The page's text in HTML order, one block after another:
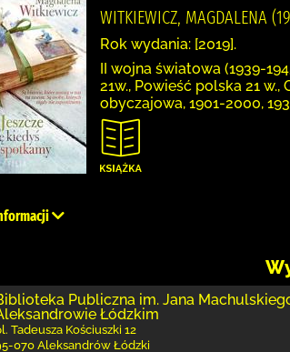
WITKIEWICZ, MAGDALENA
Rok wydania: [2019].
II wojna światowa (1939-
21w., Powieść polska 21
obyczajowa, 1901-2000,
Publiczna im. Jana
Łódzkim
Tadeusza Kościuszki 12
070 Aleksandrów Łódzki